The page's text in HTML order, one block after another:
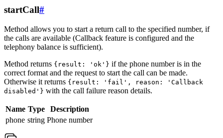
startCall#
Method allows you to start a return call to the specified number, if
the calls are available (Callback feature is configured and the
telephony balance is sufficient).
Method returns {result: 'ok'} if the phone number is in the
correct format and the request to start the call can be made.
Otherwise it returns {result: 'fail', reason: 'Callback
disabled'} with the call failure reason details.
Name Type
Description
phone string Phone number